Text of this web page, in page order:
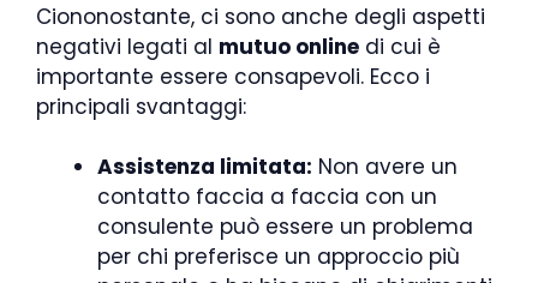
Ciononostante, ci sono anche degli aspetti
negativi legati al mutuo online di cui è
importante essere consapevoli. Ecco i
principali svantaggi:
Assistenza limitata: Non avere un
contatto faccia a faccia con un
consulente può essere un problema
per chi preferisce un approccio più